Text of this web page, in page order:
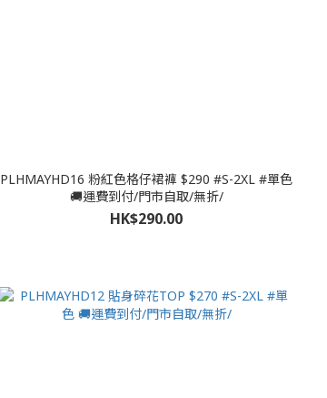
PLHMAYHD16 粉紅色格仔裙褲 $290 #S-2XL #單色
🚚運費到付/門市自取/無折/
HK$290.00